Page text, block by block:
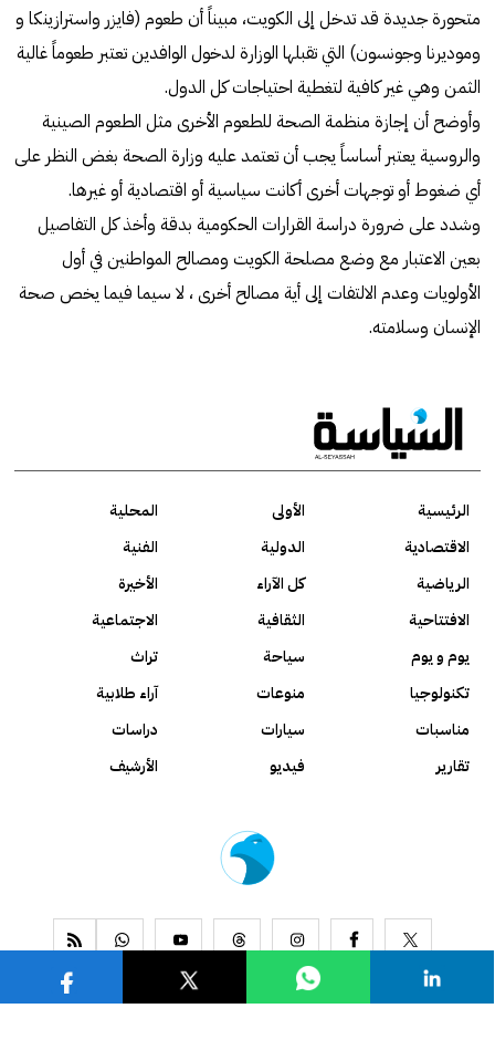
متحورة جديدة قد تدخل إلى الكويت، مبيناً أن طعوم (فايزر واسترازينكا و
وموديرنا وجونسون) التي تقبلها الوزارة لدخول الوافدين تعتبر طعوماً غالية
الثمن وهي غير كافية لتغطية احتياجات كل الدول.
وأوضح أن إجازة منظمة الصحة للطعوم الأخرى مثل الطعوم الصينية
والروسية يعتبر أساساً يجب أن تعتمد عليه وزارة الصحة بغض النظر على
أي ضغوط أو توجهات أخرى أكانت سياسية أو اقتصادية أو غيرها.
وشدد على ضرورة دراسة القرارات الحكومية بدقة وأخذ كل التفاصيل
بعين الاعتبار مع وضع مصلحة الكويت ومصالح المواطنين في أول
الأولويات وعدم الالتفات إلى أية مصالح أخرى ، لا سيما فيما يخص صحة
الإنسان وسلامته.
الرئيسية الأولى
المحلية
الاقتصادية
الدولية
الفنية
الرياضية
كل الآراء
الأخيرة
الافتتاحية
الثقافية
الاجتماعية
يوم و يوم
سياحة
تراث
تكنولوجيا
منوعات
آراء طلابية
مناسبات
سيارات
دراسات
تقارير
فيديو الأرشيف